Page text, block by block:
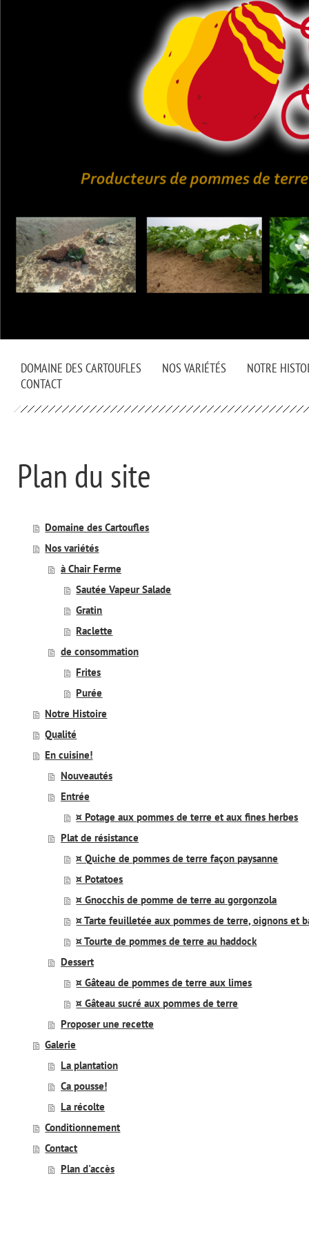
DOMAINE DES CARTOUFLES NOS VARIÉTÉS
NOTRE
CONTACT
Plan du site
Domaine des Cartoufles
Nos variétés
à Chair Ferme
Sautée Vapeur Salade
Gratin
Raclette
de consommation
Frites
Purée
Notre Histoire
Qualité
En cuisine!
Nouveautés
Entrée
¤ Potage aux pommes de terre et aux fines herbes
Plat de résistance
¤ Quiche de pommes de terre façon paysanne
¤ Potatoes
¤ Gnocchis de pomme de terre au gorgonzola
¤ Tarte feuilletée aux pommes de terre, oignons et
¤ Tourte de pommes de terre au haddock
Dessert
¤ Gâteau de pommes de terre aux limes
¤ Gâteau sucré aux pommes de terre
Proposer une recette
Galerie
La plantation
Ca pousse!
La récolte
Conditionnement
Contact
Plan d'accès